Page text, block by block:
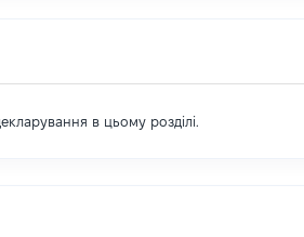
в цьому розділі.